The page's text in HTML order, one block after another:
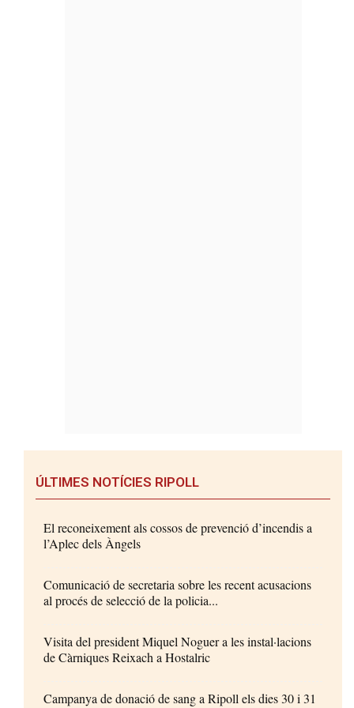
ÚLTIMES NOTÍCIES RIPOLL
El reconeixement als cossos de prevenció d’incendis a
l’Aplec dels Àngels
Comunicació de secretaria sobre les recent acusacions
al procés de selecció de la policia...
Visita del president Miquel Noguer a les instal·lacions
de Càrniques Reixach a Hostalric
Campanya de donació de sang a Ripoll els dies 30 i 31